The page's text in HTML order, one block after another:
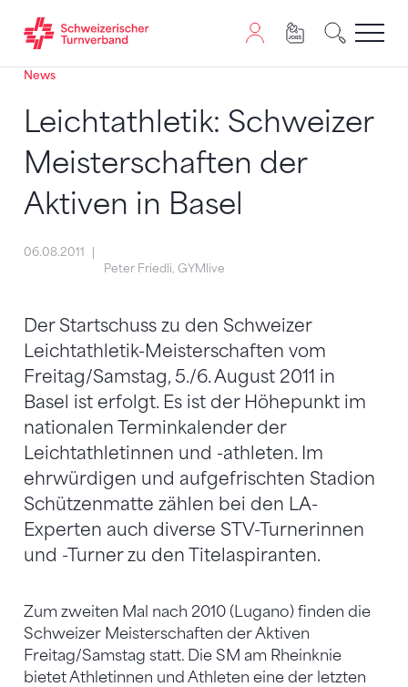
Zum Inhalt springen
Zur Sitemap navigieren
Zum Navigieren dieser Seite wird JavaScript benötigt.
News
Leichtathletik: Schweizer
Meisterschaften der
Aktiven in Basel
06.08.2011
Peter Friedli, GYMlive
Der Startschuss zu den Schweizer
Leichtathletik-Meisterschaften vom
Freitag/Samstag, 5./6. August 2011 in
Basel ist erfolgt. Es ist der Höhepunkt im
nationalen Terminkalender der
Leichtathletinnen und -athleten. Im
ehrwürdigen und aufgefrischten Stadion
Schützenmatte zählen bei den LA-
Experten auch diverse STV-Turnerinnen
und -Turner zu den Titelaspiranten.
Zum zweiten Mal nach 2010 (Lugano) finden die
Schweizer Meisterschaften der Aktiven
Freitag/Samstag statt. Die SM am Rheinknie
bietet Athletinnen und Athleten eine der letzten